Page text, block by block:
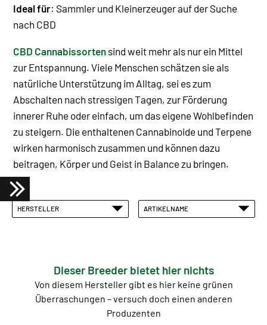
Ideal für: Sammler und Kleinerzeuger auf der Suche
nach CBD
CBD Cannabissorten sind weit mehr als nur ein Mittel
zur Entspannung. Viele Menschen schätzen sie als
natürliche Unterstützung im Alltag, sei es zum
Abschalten nach stressigen Tagen, zur Förderung
innerer Ruhe oder einfach, um das eigene Wohlbefinden
zu steigern. Die enthaltenen Cannabinoide und Terpene
wirken harmonisch zusammen und können dazu
beitragen, Körper und Geist in Balance zu bringen.
HERSTELLER ARTIKELNAME
Dieser Breeder bietet hier nichts
Von diesem Hersteller gibt es hier keine grünen
Überraschungen – versuch doch einen anderen
Produzenten